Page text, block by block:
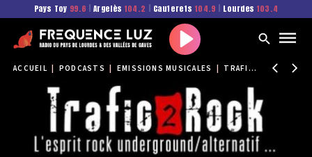
Pays Toy 99.6 Argelès 104.2 Cauterets 104.9 Lourdes 103.4
Play
ACCUEIL PODCASTS EMISSIONS MUSICALES TRAFIC 2 ROCK |